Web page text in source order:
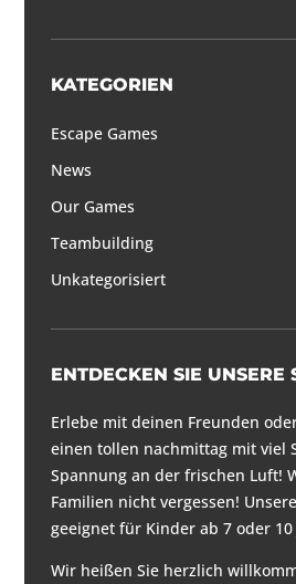
KATEGORIEN
Escape Games
News
Our Games
Teambuilding
Unkategorisiert
ENTDECKEN SIE UNSERE
Erlebe mit deinen Freunden
einen tollen nachmittag mit viel
Spannung an der frischen Luft!
Familien nicht vergessen!
geeignet für Kinder ab 7 oder 10
Wir heißen Sie herzlich